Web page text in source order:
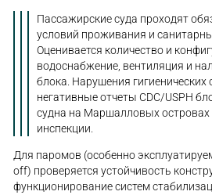
Пассажирские суда проходят
условий проживания и
Оценивается количество и
водоснабжение, вентиляция и
блока. Нарушения гигиенических
негативные отчеты CDC/USPH
судна на Маршалловых островах
инспекции.
Для паромов (особенно
off) проверяется устойчивость
функционирование систем